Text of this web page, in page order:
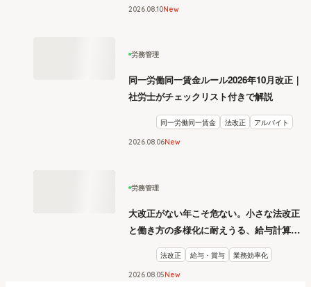
2026 0810New
労務管理
同一労働同一賃金ルール2026年10月改正｜
社労士がチェックリスト付きで解説
同一労働同一賃金 法改正 アルバイト
2026.08 06New
労務管理
大改正がない年こそ危ない。小さな法改正
と働き方の多様化に耐えうる、給与計算と
リスク管理
法改正 給与・賞与 業務効率化
2026.08 05New